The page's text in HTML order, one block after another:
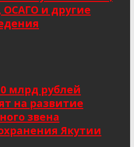
ОСАГО и другие
млрд рублей
на развитие
звена
Якутии